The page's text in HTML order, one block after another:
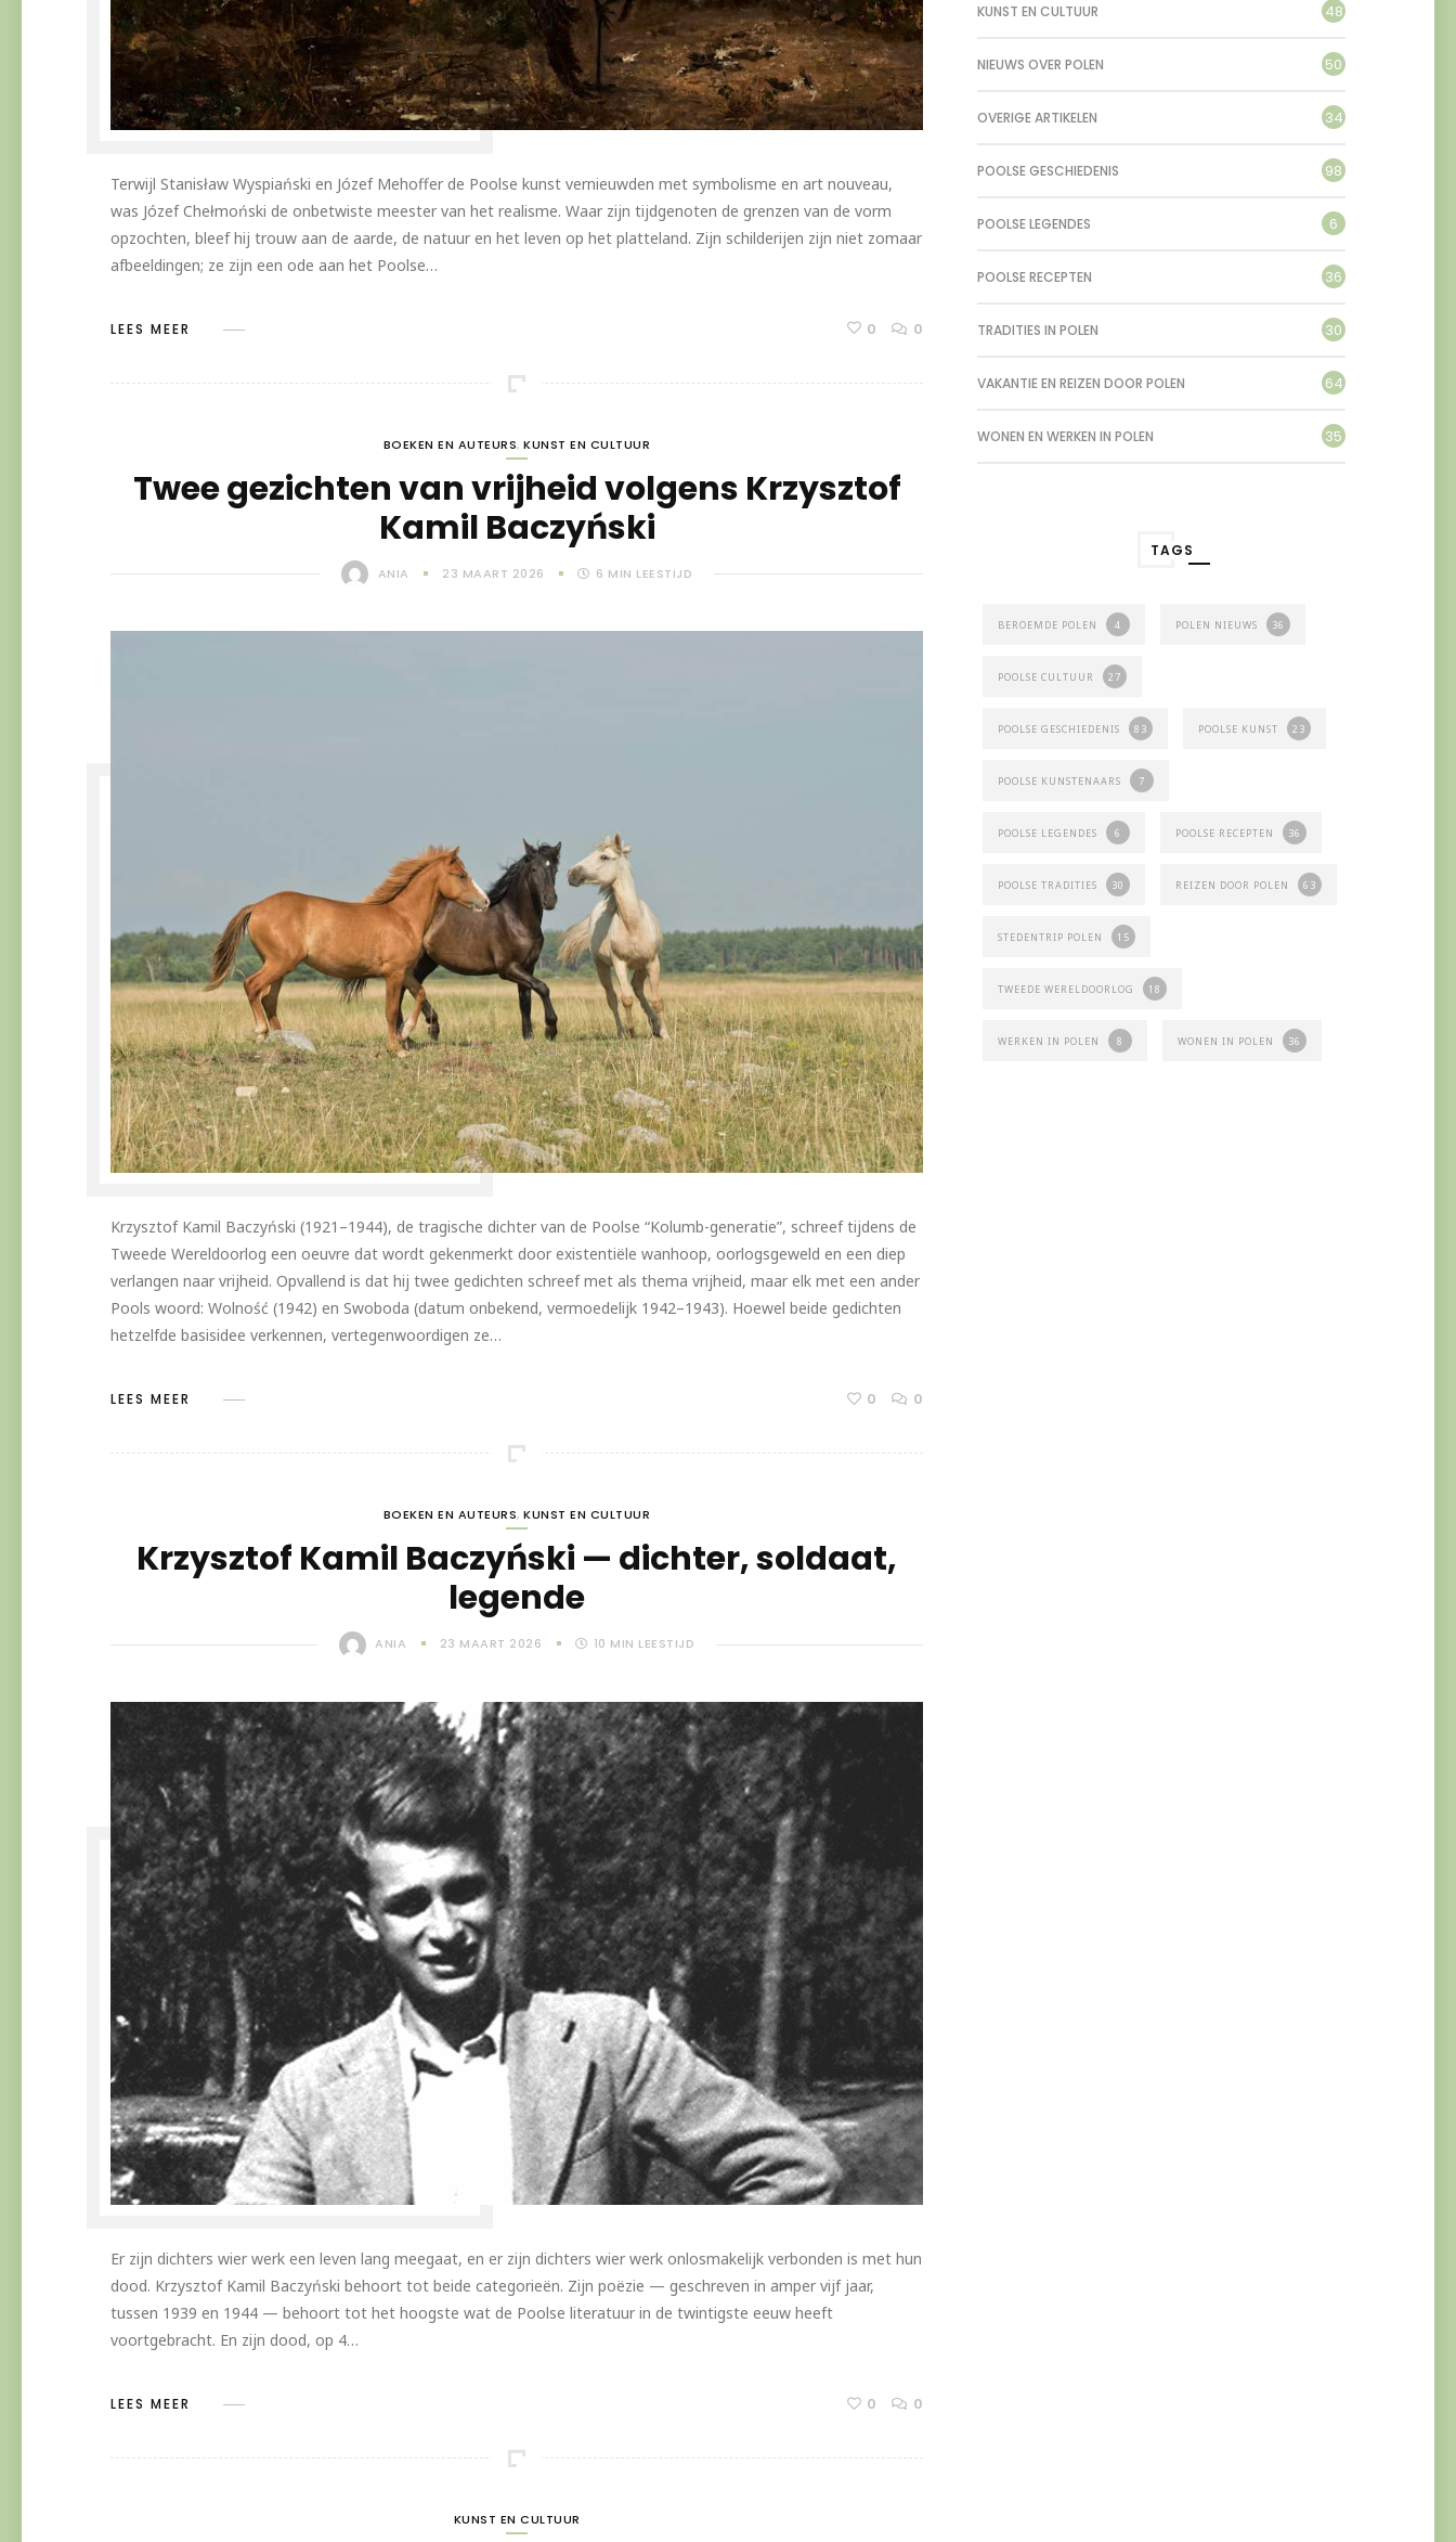
Terwijl Stanisław Wyspiański en Józef Mehoffer de Poolse kunst vernieuwden met symbolisme en art nouveau,
was Józef Chełmoński de onbetwiste meester van het realisme. Waar zijn tijdgenoten de grenzen van de vorm
opzochten, bleef hij trouw aan de aarde, de natuur en het leven op het platteland. Zijn schilderijen zijn niet zomaar
afbeeldingen; ze zijn een ode aan het Poolse…
LEES MEER 0 0
BOEKEN EN AUTEURS,KUNST EN CULTUUR
Twee gezichten van vrijheid volgens Krzysztof
Kamil Baczyński
ANIA 23 MAART 2026 6 MIN LEESTIJD
Krzysztof Kamil Baczyński (1921–1944), de tragische dichter van de Poolse “Kolumb-generatie”, schreef tijdens de
Tweede Wereldoorlog een oeuvre dat wordt gekenmerkt door existentiële wanhoop, oorlogsgeweld en een diep
verlangen naar vrijheid. Opvallend is dat hij twee gedichten schreef met als thema vrijheid, maar elk met een ander
Pools woord: Wolność (1942) en Swoboda (datum onbekend, vermoedelijk 1942–1943). Hoewel beide gedichten
hetzelfde basisidee verkennen, vertegenwoordigen ze…
LEES MEER 0 0
BOEKEN EN AUTEURS,KUNST EN CULTUUR
Krzysztof Kamil Baczyński — dichter, soldaat,
legende
ANIA 23 MAART 2026 10 MIN LEESTIJD
Er zijn dichters wier werk een leven lang meegaat, en er zijn dichters wier werk onlosmakelijk verbonden is met hun
dood. Krzysztof Kamil Baczyński behoort tot beide categorieën. Zijn poëzie — geschreven in amper vijf jaar,
tussen 1939 en 1944 — behoort tot het hoogste wat de Poolse literatuur in de twintigste eeuw heeft
voortgebracht. En zijn dood, op 4…
LEES MEER 0 0
KUNST EN CULTUUR
KUNST EN CULTUUR 48
NIEUWS OVER POLEN 50
OVERIGE ARTIKELEN 34
POOLSE GESCHIEDENIS 98
POOLSE LEGENDES 6
POOLSE RECEPTEN 36
TRADITIES IN POLEN 30
VAKANTIE EN REIZEN DOOR POLEN 64
WONEN EN WERKEN IN POLEN 35
TAGS
BEROEMDE POLEN 4 POLEN NIEUWS 36
POOLSE CULTUUR 27
POOLSE GESCHIEDENIS 83 POOLSE KUNST 23
POOLSE KUNSTENAARS 7
POOLSE LEGENDES 6 POOLSE RECEPTEN 36
POOLSE TRADITIES 30 REIZEN DOOR POLEN 63
STEDENTRIP POLEN 15
TWEEDE WERELDOORLOG 18
WERKEN IN POLEN 8 WONEN IN POLEN 36